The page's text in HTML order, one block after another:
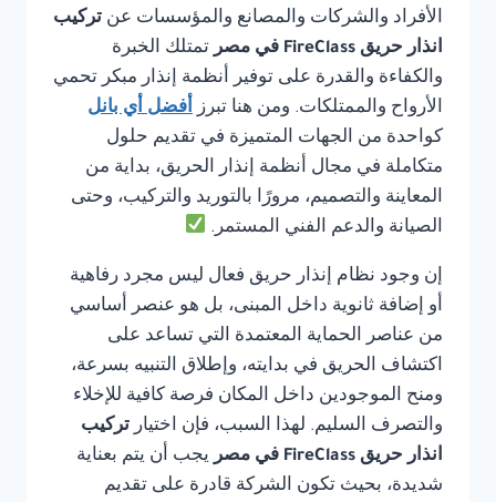
الأفراد والشركات والمصانع والمؤسسات عن تركيب
انذار حريق FireClass في مصر
تمتلك الخبرة
والكفاءة والقدرة على توفير أنظمة إنذار مبكر تحمي
الأرواح والممتلكات. ومن هنا تبرز أفضل أي بانل
كواحدة من الجهات المتميزة في تقديم حلول
متكاملة في مجال أنظمة إنذار الحريق، بداية من
المعاينة والتصميم، مرورًا بالتوريد والتركيب، وحتى
الصيانة والدعم الفني المستمر.
إن وجود نظام إنذار حريق فعال ليس مجرد رفاهية
أو إضافة ثانوية داخل المبنى، بل هو عنصر أساسي
من عناصر الحماية المعتمدة التي تساعد على
اكتشاف الحريق في بدايته، وإطلاق التنبيه بسرعة،
ومنح الموجودين داخل المكان فرصة كافية للإخلاء
والتصرف السليم. لهذا السبب، فإن اختيار تركيب
انذار حريق FireClass في مصر
يجب أن يتم بعناية
شديدة، بحيث تكون الشركة قادرة على تقديم